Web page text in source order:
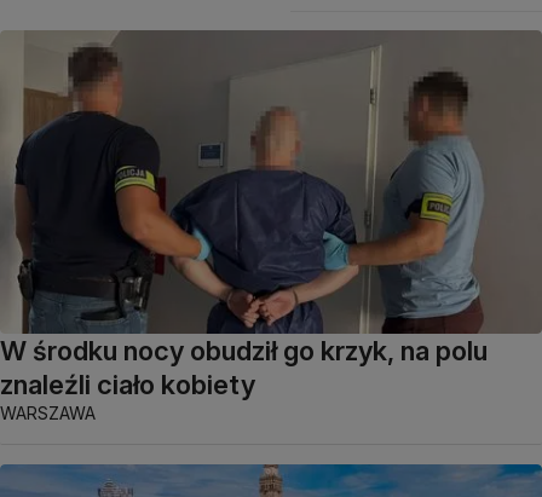
W środku nocy obudził go krzyk, na polu
znaleźli ciało kobiety
WARSZAWA